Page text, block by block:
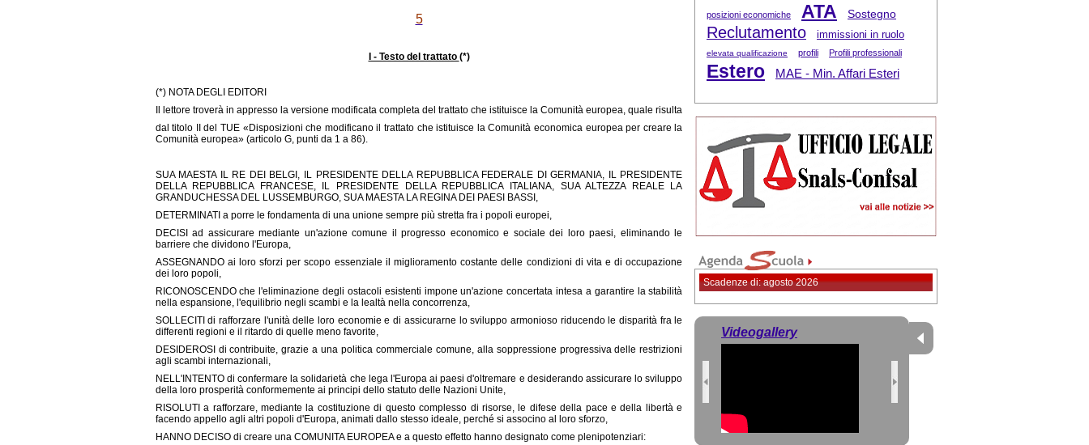
5
I - Testo del trattato (*)
(*) NOTA DEGLI EDITORI
Il lettore troverà in appresso la versione modificata completa del trattato che istituisce la Comunità europea, quale risulta
dal titolo II del TUE «Disposizioni che modificano il trattato che istituisce la Comunità economica europea per creare la
Comunità europea» (articolo G, punti da 1 a 86).
SUA MAESTA IL RE DEI BELGI, IL PRESIDENTE DELLA REPUBBLICA FEDERALE DI GERMANIA, IL PRESIDENTE
DELLA REPUBBLICA FRANCESE, IL PRESIDENTE DELLA REPUBBLICA ITALIANA, SUA ALTEZZA REALE LA
GRANDUCHESSA DEL LUSSEMBURGO, SUA MAESTA LA REGINA DEI PAESI BASSI,
DETERMINATI a porre le fondamenta di una unione sempre più stretta fra i popoli europei,
DECISI ad assicurare mediante un'azione comune il progresso economico e sociale dei loro paesi, eliminando le
barriere che dividono l'Europa,
ASSEGNANDO ai loro sforzi per scopo essenziale il miglioramento costante delle condizioni di vita e di occupazione
dei loro popoli,
RICONOSCENDO che l'eliminazione degli ostacoli esistenti impone un'azione concertata intesa a garantire la stabilità
nella espansione, l'equilibrio negli scambi e la lealtà nella concorrenza,
SOLLECITI di rafforzare l'unità delle loro economie e di assicurarne lo sviluppo armonioso riducendo le disparità fra le
differenti regioni e il ritardo di quelle meno favorite,
DESIDEROSI di contribuite, grazie a una politica commerciale comune, alla soppressione progressiva delle restrizioni
agli scambi internazionali,
NELL'INTENTO di confermare la solidarietà che lega l'Europa ai paesi d'oltremare e desiderando assicurare lo sviluppo
della loro prosperità conformemente ai principi dello statuto delle Nazioni Unite,
RISOLUTI a rafforzare, mediante la costituzione di questo complesso di risorse, le difese della pace e della libertà e
facendo appello agli altri popoli d'Europa, animati dallo stesso ideale, perché si associno al loro sforzo,
HANNO DECISO di creare una COMUNITA EUROPEA e a questo effetto hanno designato come plenipotenziari:
posizioni economiche ATA Sostegno
Reclutamento immissioni in ruolo
elevata qualificazione profili Profili professionali
Estero MAE - Min. Affari Esteri
Scadenze di: agosto 2026
Videogallery